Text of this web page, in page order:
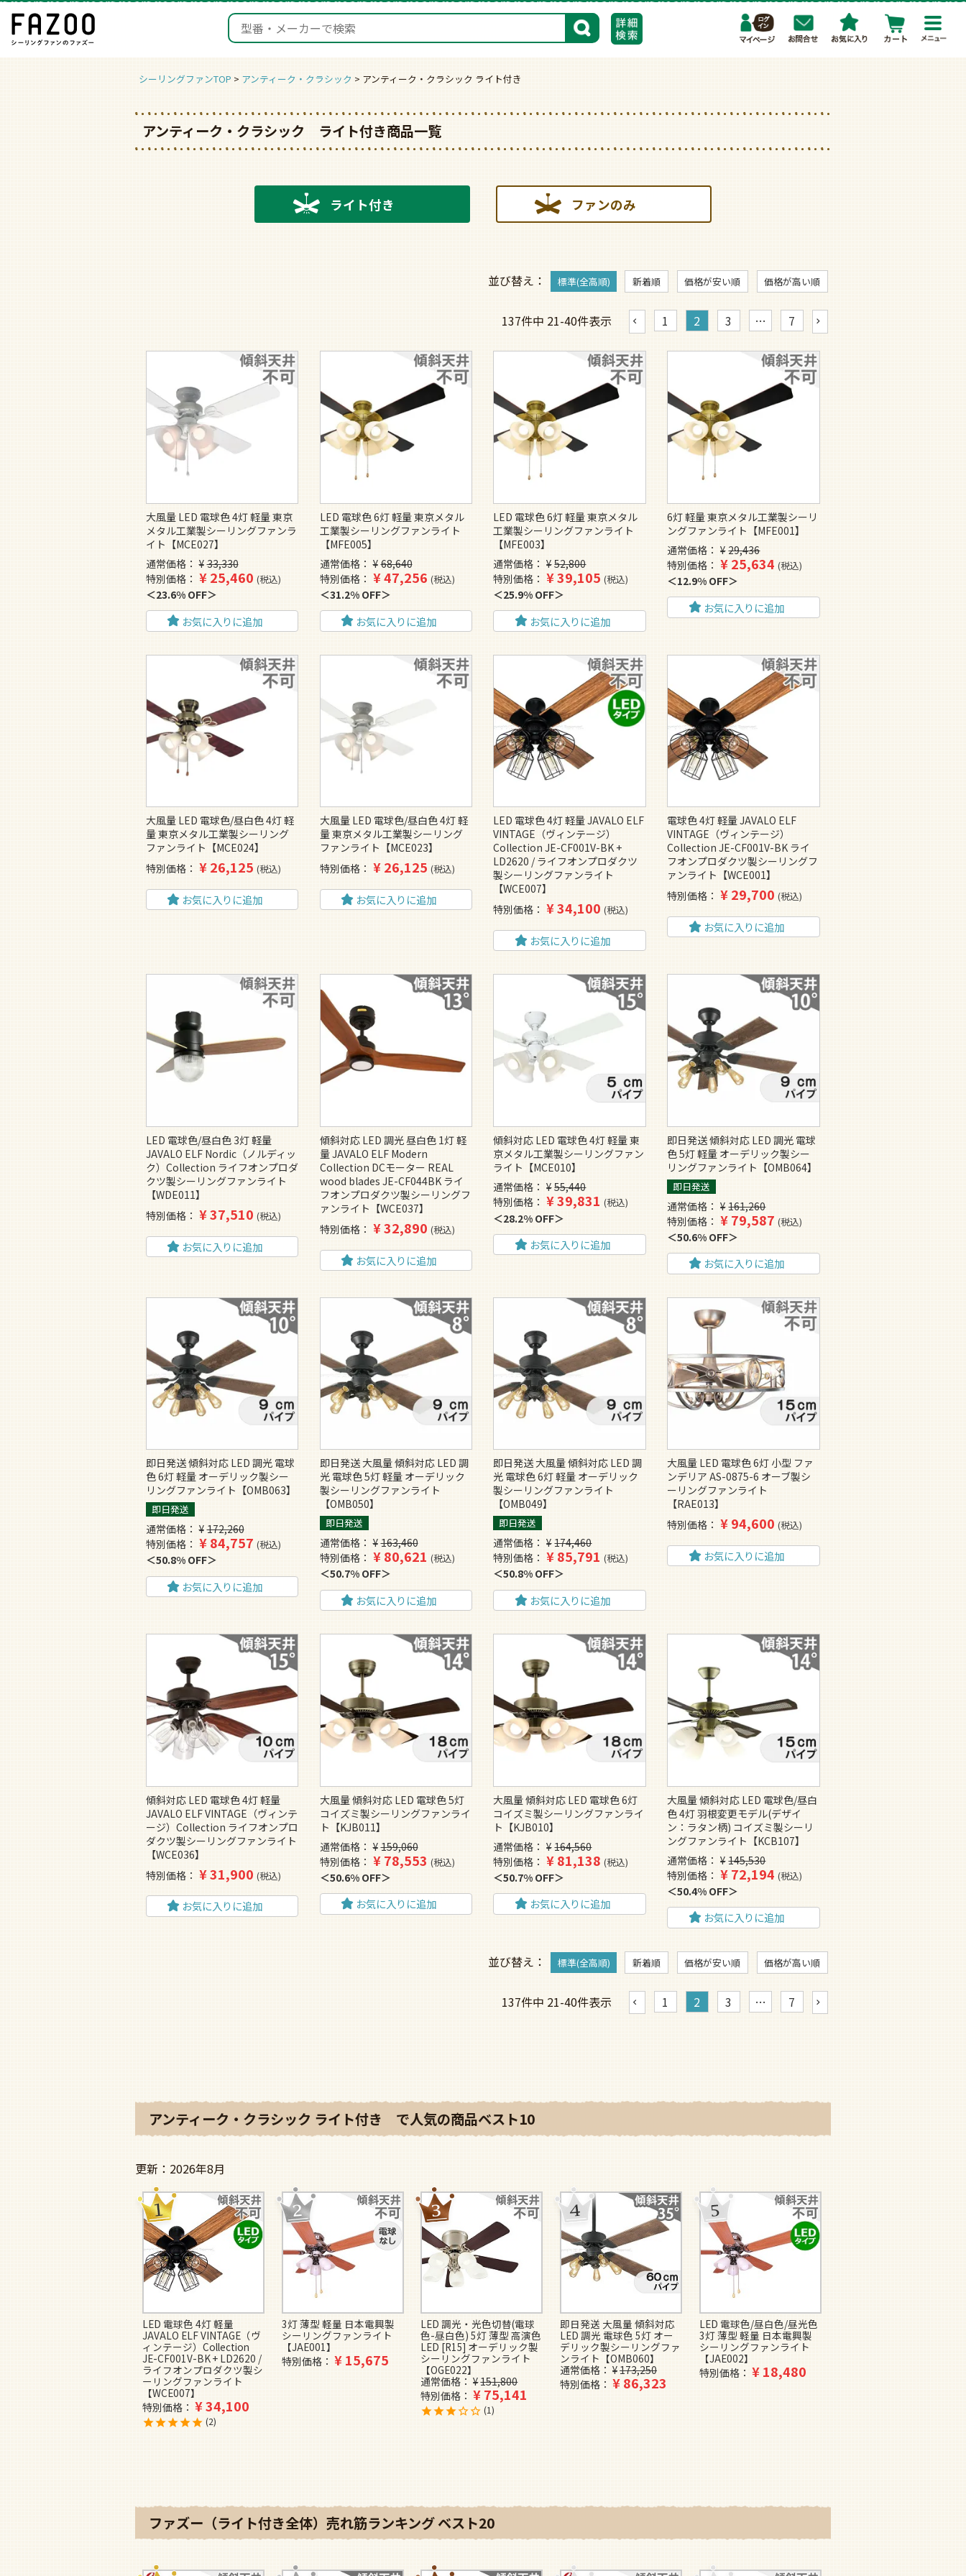
検索
シーリングファンTOP アンティーク・クラシック アンティーク・クラシック ライト付き
アンティーク・クラシック ライト付き商品一覧
ライト付き ファンのみ
並び替え 標準(全高順) 新着順 価格が安い順 価格が高い順
137件中 21-40件表示 1 2 3 … 7
大風量 LED 電球色 4灯 軽量 東京
メタル工業製シーリングファンラ
イト【MCE027】
通常価格
¥ 33,330
特別価格
¥ 25,460 税込
23.6% OFF
お気に入りに追加
LED 電球色 6灯 軽量 東京メタル
工業製シーリングファンライト
【MFE005】
通常価格
¥ 68,640
特別価格
¥47,256 税込
31.2% OFF
お気に入りに追加
LED 電球色 6灯 軽量 東京メタル
工業製シーリングファンライト
【MFE003】
通常価格
¥ 52,800
特別価格
¥39,105 税込
25.9% OFF
お気に入りに追加
6灯 軽量 東京メタル工業製シーリ
ングファンライト【MFE001】
通常価格
¥ 29,436
特別価格
¥25,634 税込
12.9% OFF
お気に入りに追加
大風量 LED 電球色/昼白色 4灯 軽
量 東京メタル工業製シーリング
ファンライト【MCE024】
特別価格
¥ 26,125 税込
お気に入りに追加
大風量 LED 電球色/昼白色 4灯 軽
量 東京メタル工業製シーリング
ファンライト【MCE023】
特別価格
¥ 26,125 税込
お気に入りに追加
LED 電球色 4灯 軽量 JAVALO ELF
VINTAGE（ヴィンテージ）
Collection JE-CF001V-BK +
LD2620 / ライフオンプロダクツ
製シーリングファンライト
【WCE007】
特別価格
¥34,100 税込
お気に入りに追加
電球色 4灯 軽量 JAVALO ELF
VINTAGE（ヴィンテージ）
Collection JE-CF001V-BK ライ
フオンプロダクツ製シーリングフ
ァンライト【WCE001】
特別価格
¥29,700 税込
お気に入りに追加
LED 電球色/昼白色 3灯 軽量
JAVALO ELF Nordic（ノルディッ
ク）Collection ライフオンプロダ
クツ製シーリングファンライト
【WDE011】
特別価格
¥37,510 税込
お気に入りに追加
傾斜対応 LED 調光 昼白色 1灯 軽
量 JAVALO ELF Modern
Collection DCモーター REAL
wood blades JE-CF044BK ライ
フオンプロダクツ製シーリングフ
ァンライト【WCE037】
特別価格
¥32,890 税込
お気に入りに追加
傾斜対応 LED 電球色 4灯 軽量 東
京メタル工業製シーリングファン
ライト【MCE010】
通常価格
¥ 55,440
特別価格
¥39,831 税込
28.2% OFF
お気に入りに追加
即日発送 傾斜対応 LED 調光 電球
色 5灯 軽量 オーデリック製シー
リングファンライト【OMB064】
即日発送
通常価格 ¥ 161,260
特別価格
¥79,587 税込
50.6% OFF
お気に入りに追加
即日発送 傾斜対応 LED 調光 電球
色 6灯 軽量 オーデリック製シー
リングファンライト【OMB063】
即日発送
通常価格 ¥ 172,260
特別価格
¥ 84,757 税込
50.8% OFF
お気に入りに追加
即日発送 大風量 傾斜対応 LED 調
光 電球色 5灯 軽量 オーデリック
製シーリングファンライト
【OMB050】
即日発送
通常価格 ¥ 163,460
特別価格
¥ 80,621 税込
50.7% OFF
お気に入りに追加
即日発送 大風量 傾斜対応 LED 調
光 電球色 6灯 軽量 オーデリック
製シーリングファンライト
【OMB049】
即日発送
通常価格 ¥ 174,460
特別価格
¥85,791 税込
50.8% OFF
お気に入りに追加
大風量 LED 電球色 6灯 小型 ファ
ンデリア AS-0875-6 オーブ製シ
ーリングファンライト
【RAE013】
特別価格
¥94,600 税込
お気に入りに追加
傾斜対応 LED 電球色 4灯 軽量
JAVALO ELF VINTAGE（ヴィンテ
ージ）Collection ライフオンプロ
ダクツ製シーリングファンライト
【WCE036】
特別価格
¥31,900 税込
お気に入りに追加
大風量 傾斜対応 LED 電球色 5灯
コイズミ製シーリングファンライ
ト【KJB011】
通常価格
¥ 159,060
特別価格
¥ 78,553 税込
50.6% OFF
お気に入りに追加
大風量 傾斜対応 LED 電球色 6灯
コイズミ製シーリングファンライ
ト【KJB010】
通常価格
¥ 164,560
特別価格
¥81,138 税込
50.7% OFF
お気に入りに追加
大風量 傾斜対応 LED 電球色/昼白
色 4灯 羽根変更モデル(デザイ
ン：ラタン柄) コイズミ製シーリ
ングファンライト【KCB107】
通常価格
¥ 145,530
特別価格
¥72,194 税込
50.4% OFF
お気に入りに追加
並び替え 標準(全高順) 新着順 価格が安い順 価格が高い順
137件中 21-40件表示 1 2 3 … 7
アンティーク・クラシック ライト付き で人気の商品ベスト10
2026年8月
LED 電球色 4灯 軽量
JAVALO ELF VINTAGE（ヴ
ィンテージ）Collection
JE-CF001V-BK + LD2620 /
ライフオンプロダクツ製シ
ーリングファンライト
【WCE007】
特別価格
¥34,100
2
3灯 薄型 軽量 日本電興製
シーリングファンライト
【JAE001】
特別価格
¥ 15,675
LED 調光・光色切替(電球
色-昼白色) 5灯 薄型 高演色
LED [R15] オーデリック製
シーリングファンライト
【OGE022】
通常価格
¥151,800
特別価格
¥75,141
1
即日発送 大風量 傾斜対応
LED 調光 電球色 5灯 オー
デリック製シーリングファ
ンライト【OMB060】
通常価格
¥173,250
特別価格
¥86,323
LED 電球色/昼白色/昼光色
3灯 薄型 軽量 日本電興製
シーリングファンライト
【JAE002】
特別価格
¥ 18,480
ファズー（ライト付き全体）売れ筋ランキング ベスト20